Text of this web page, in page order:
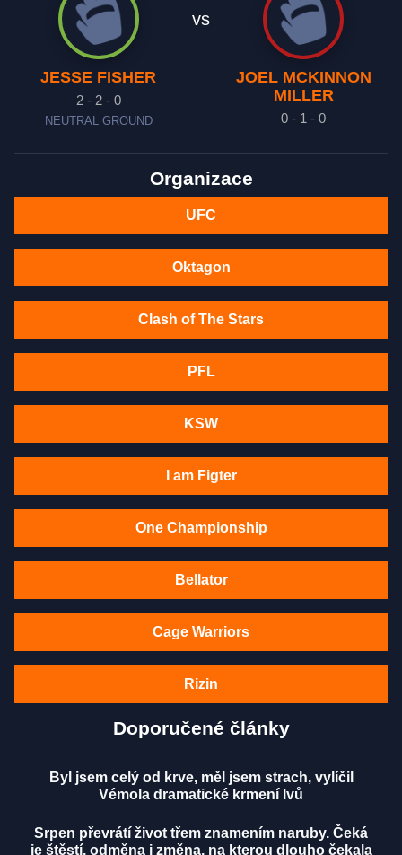
JESSE FISHER
2 - 2 - 0
NEUTRAL GROUND
vs
JOEL MCKINNON
MILLER
0 - 1 - 0
Organizace
UFC
Oktagon
Clash of The Stars
PFL
KSW
I am Figter
One Championship
Bellator
Cage Warriors
Rizin
Doporučené články
Byl jsem celý od krve, měl jsem strach, vylíčil
Vémola dramatické krmení lvů
Srpen převrátí život třem znamením naruby. Čeká
je štěstí, odměna i změna, na kterou dlouho čekala